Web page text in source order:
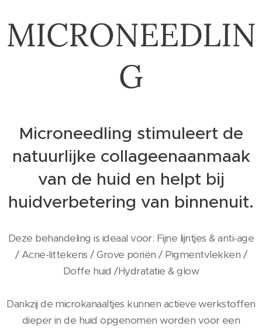
MICRONEEDLIN
G
Microneedling stimuleert de
natuurlijke collageenaanmaak
van de huid en helpt bij
huidverbetering van binnenuit.
Deze behandeling is ideaal voor: Fijne lijntjes & anti-age
/ Acne-littekens / Grove poriën / Pigmentvlekken /
Doffe huid /Hydratatie & glow
Dankzij de microkanaaltjes kunnen actieve werkstoffen
dieper in de huid opgenomen worden voor een